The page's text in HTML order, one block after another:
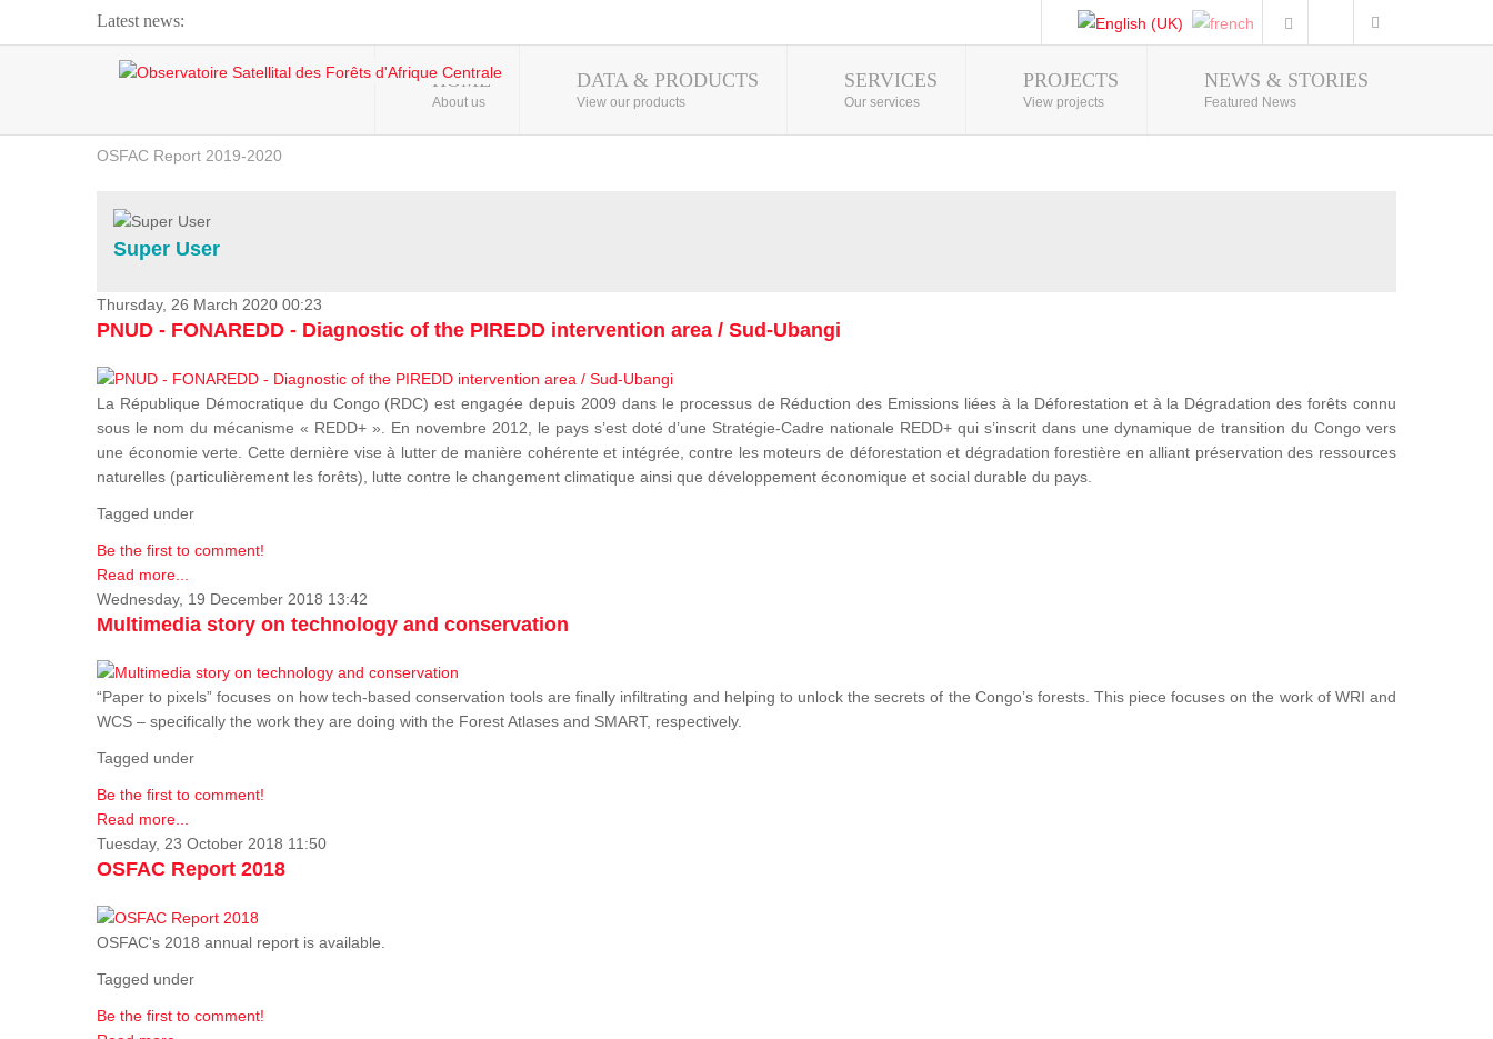
Latest news:
Webinar about Large Scale Monitoring and Land ...
OSFAC Video - Addressing climate change from the ...
OSFAC Report 2019-2020
Flooding and Erosion in Kinshasa - Open Cities ...
Photo Gallery
HOME
About us
DATA & PRODUCTS
View our products
SERVICES
Our services
PROJECTS
View projects
NEWS & STORIES
Featured News
Super User
Thursday, 26 March 2020 00:23
PNUD - FONAREDD - Diagnostic of the PIREDD intervention area / Sud-Ubangi
La République Démocratique du Congo (RDC) est engagée depuis 2009 dans le processus de Réduction des Emissions liées à la Déforestation et à la Dégradation des forêts connu
sous le nom du mécanisme « REDD+ ». En novembre 2012, le pays s’est doté d’une Stratégie-Cadre nationale REDD+ qui s’inscrit dans une dynamique de transition du Congo vers
une économie verte. Cette dernière vise à lutter de manière cohérente et intégrée, contre les moteurs de déforestation et dégradation forestière en alliant préservation des ressources
naturelles (particulièrement les forêts), lutte contre le changement climatique ainsi que développement économique et social durable du pays.
Tagged under
Be the first to comment!
Read more...
Wednesday, 19 December 2018 13:42
Multimedia story on technology and conservation
“Paper to pixels” focuses on how tech-based conservation tools are finally infiltrating and helping to unlock the secrets of the Congo’s forests. This piece focuses on the work of WRI and
WCS – specifically the work they are doing with the Forest Atlases and SMART, respectively.
Tagged under
Be the first to comment!
Read more...
Tuesday, 23 October 2018 11:50
OSFAC Report 2018
OSFAC's 2018 annual report is available.
Tagged under
Be the first to comment!